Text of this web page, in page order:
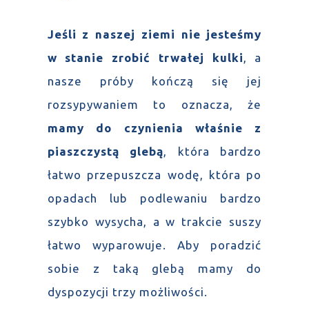
Jeśli z naszej ziemi nie jesteśmy
w stanie zrobić trwałej kulki, a
nasze próby kończą się jej
rozsypywaniem to oznacza, że
mamy do czynienia właśnie z
piaszczystą glebą, która bardzo
łatwo przepuszcza wodę, która po
opadach lub podlewaniu bardzo
szybko wysycha, a w trakcie suszy
łatwo wyparowuje. Aby poradzić
sobie z taką glebą mamy do
dyspozycji trzy możliwości.